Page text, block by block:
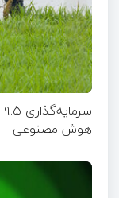
هوش مصنوعی